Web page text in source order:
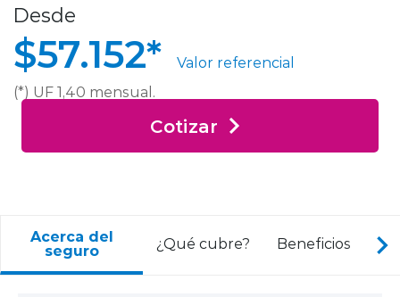
Desde
$57.152*
Valor referencial
(*) UF 1,40 mensual.
Cotizar
Acerca del
seguro ¿Qué cubre? Beneficios